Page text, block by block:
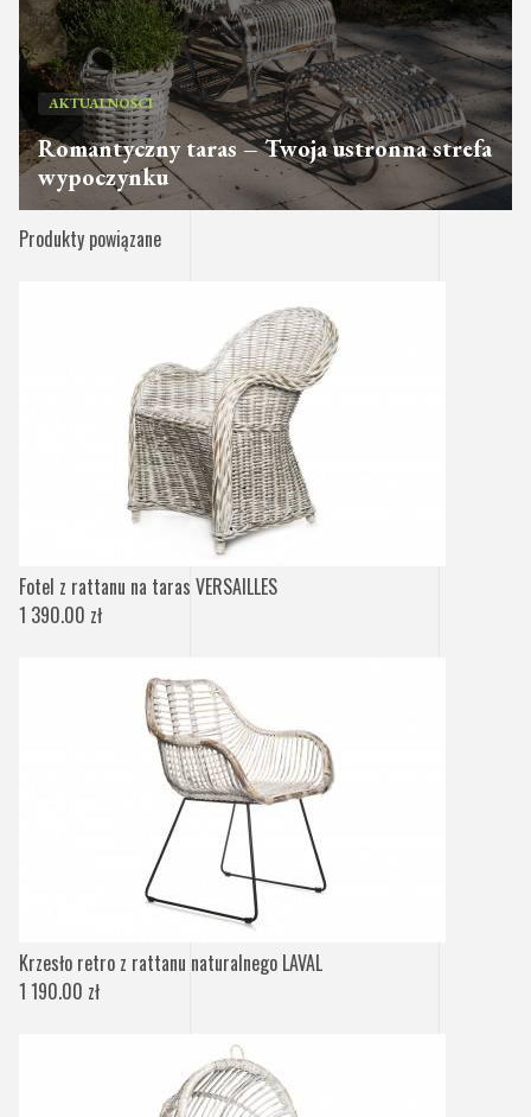
AKTUALNOŚCI
Romantyczny taras – Twoja ustronna strefa
wypoczynku
Produkty powiązane
Fotel z rattanu na taras VERSAILLES
1 390.00 zł
Krzesło retro z rattanu naturalnego LAVAL
1 190.00 zł